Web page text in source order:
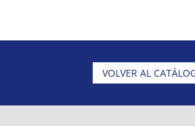
VOLVER AL